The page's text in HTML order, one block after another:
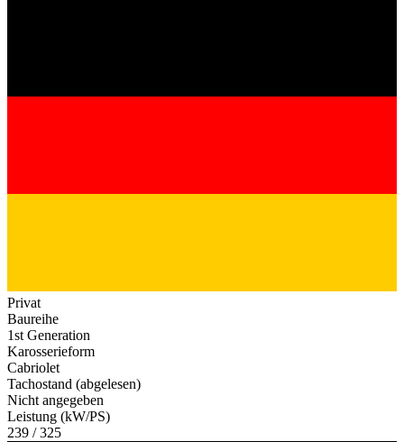
Privat
Baureihe
1st Generation
Karosserieform
Cabriolet
Tachostand (abgelesen)
Nicht angegeben
Leistung (kW/PS)
239 / 325